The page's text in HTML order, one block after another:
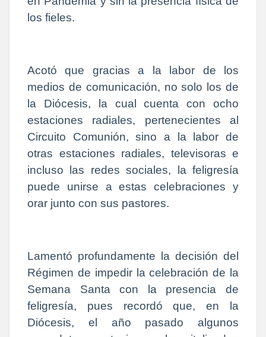
los fieles.
Acotó que gracias a la labor de los
medios de comunicación, no solo los de
la Diócesis, la cual cuenta con ocho
estaciones radiales, pertenecientes al
Circuito Comunión, sino a la labor de
otras estaciones radiales, televisoras e
incluso las redes sociales, la feligresía
puede unirse a estas celebraciones y
orar junto con sus pastores.
Lamentó profundamente la decisión del
Régimen de impedir la celebración de la
Semana Santa con la presencia de
feligresía, pues recordó que, en la
Diócesis, el año pasado algunos